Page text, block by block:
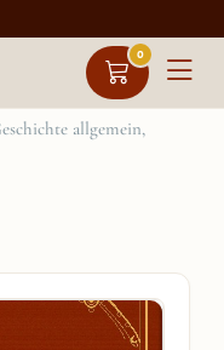
0
allgemein,